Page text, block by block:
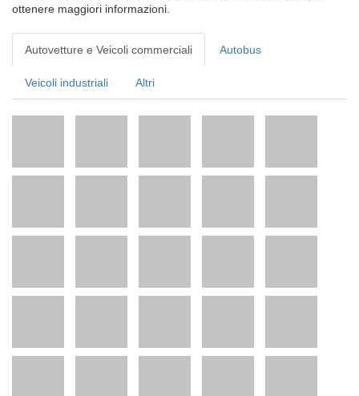
ottenere maggiori informazioni.
Autovetture e Veicoli commerciali Autobus
Veicoli industriali Altri